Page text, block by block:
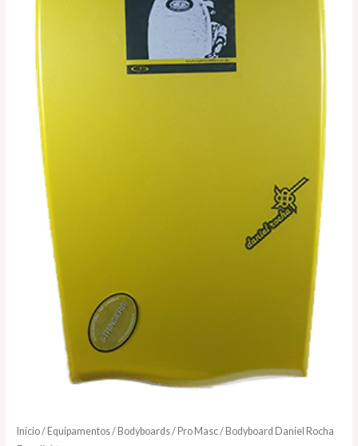
Início/Equipamentos/Bodyboards/Pro Masc/ Bodyboard Daniel Rocha